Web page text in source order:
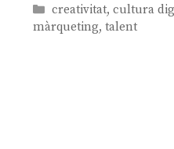
Categories
creativitat,cultura
màrqueting, talent